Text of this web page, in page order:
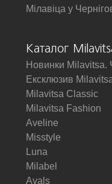
Мілавіца у
Каталог
Новинки Milavitsa.
Ексклюзив
Milavitsa Classic
Milavitsa Fashion
Aveline
Misstyle
Luna
Milabel
Avals